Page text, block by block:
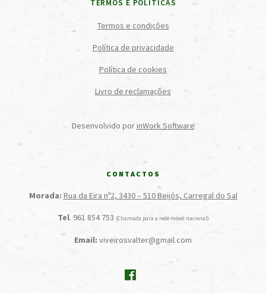
TERMOS E POLÍTICAS
Termos e condições
Política de privacidade
Política de cookies
Livro de reclamações
Desenvolvido porinWork Software
CONTACTOS
Morada: Rua da Eira nº2, 3430 – 510 Beijós, Carregal do Sal
Tel. 961 854 753 (Chamada para a rede móvel nacional)
Email: viveirosvalter@gmail.com